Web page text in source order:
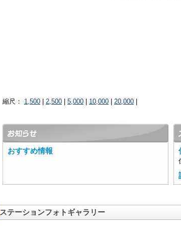
縮尺： 1,500 2,500 5,000 10,000 20,000
おすすめ情報
ステーションフォトギャラリー